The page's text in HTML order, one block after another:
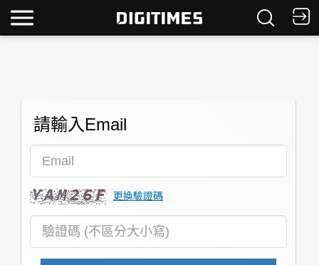
請輸入Email
更換驗證碼